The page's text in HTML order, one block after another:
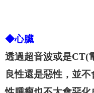
◆心臟
透過超音波或是CT(
良性還是惡性，並